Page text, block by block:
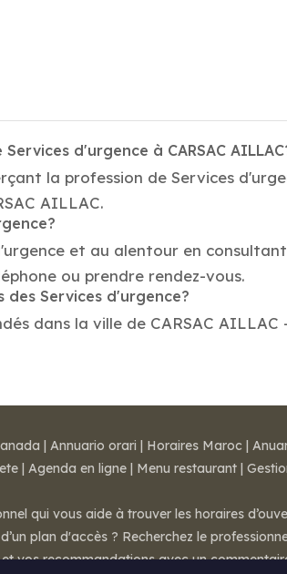
d'urgence à CARSAC
la profession de Services
AILLAC.
et au alentour en
ou prendre rendez-vous.
des Services d'urgence?
dans la ville de CARSAC
| Annuario orari | Horaires Maroc |
| Agenda en ligne | Menu restaurant |
qui vous aide à trouver les horaires
plan d'accès ? Recherchez le
vos recommandations avec un